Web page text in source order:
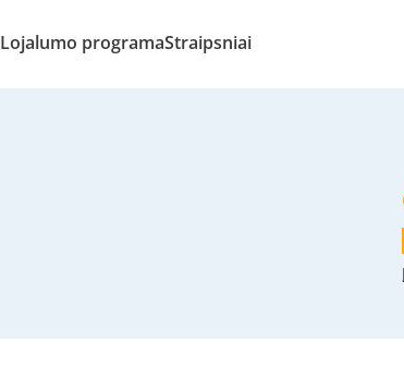
Lojalumo programaStraipsniai